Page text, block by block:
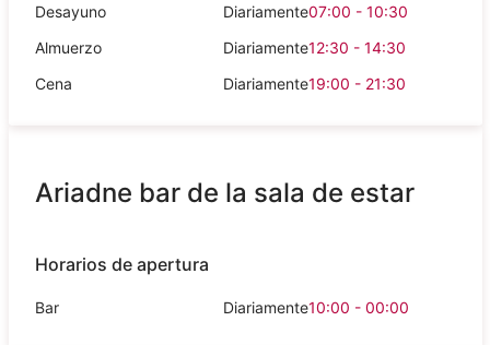
Desayuno Diariamente07:00 - 10:30
Almuerzo
Diariamente12:30 - 14:30
Cena
Diariamente19:00 - 21:30
Ariadne bar de la sala de estar
Horarios de apertura
Bar Diariamente10:00 - 00:00